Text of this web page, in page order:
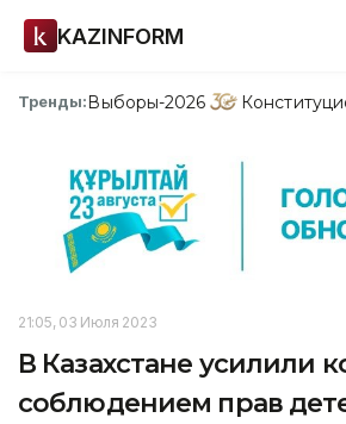
KAZINFORM
Тренды:Выборы-2026
21:05, 03 Июля 2023
В Казахстане усилили
соблюдением прав